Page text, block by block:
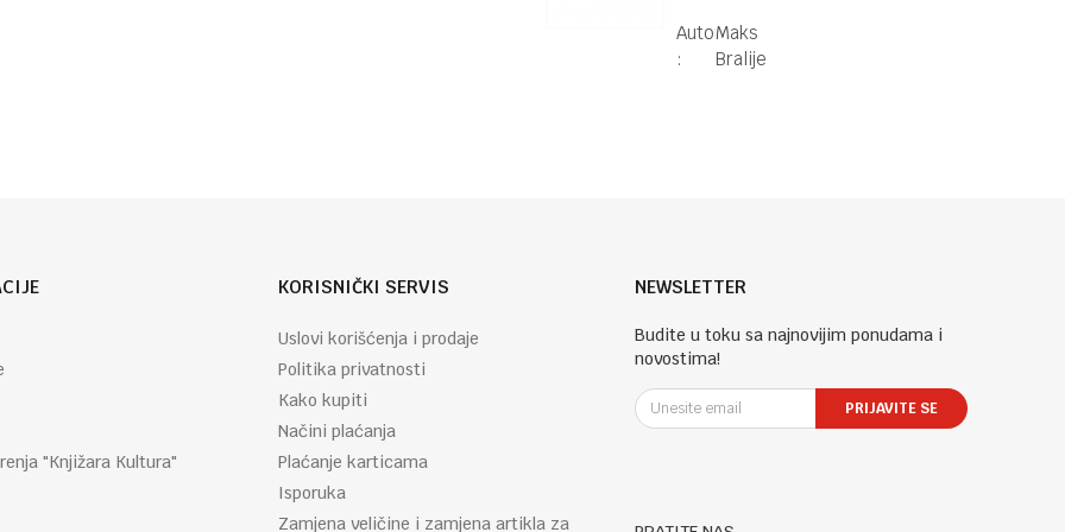
trka
Autor
:
Maks
Bralije
"Knjižara Kultura"
KORISNIČKI SERVIS
Uslovi korišćenja i prodaje
Politika privatnosti
Kako kupiti
Načini plaćanja
Plaćanje karticama
Isporuka
Zamjena veličine i zamjena artikla za
NEWSLETTER
Budite u toku sa najnovijim ponudama i
novostima!
PRIJAVITE SE